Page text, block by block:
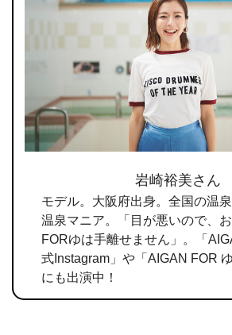
岩崎裕美さん
モデル。大阪府出身。全国の温
温泉マニア。「目が悪いので、
FORゆは手離せません」。「
式Instagram」や「AIGAN FOR
にも出演中！